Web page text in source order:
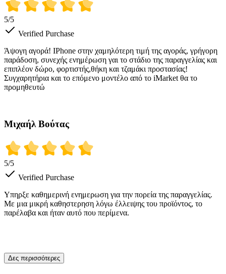
5/5
Verified Purchase
Άψογη αγορά! IPhone στην χαμηλότερη τιμή της αγοράς, γρήγορη
παράδοση, συνεχής ενημέρωση γαι το στάδιο της παραγγελίας και
επιπλέον δώρο, φορτιστής,θήκη και τζαμάκι προστασίας!
Συγχαρητήρια και το επόμενο μοντέλο από το iMarket θα το
προμηθευτώ
Μιχαήλ Βούτας
5/5
Verified Purchase
Υπηρξε καθημερινή ενημερωση για την πορεία της παραγγελίας.
Με μια μικρή καθηστερηση λόγω έλλειψης του προϊόντος, το
παρέλαβα και ήταν αυτό που περίμενα.
Δες περισσότερες